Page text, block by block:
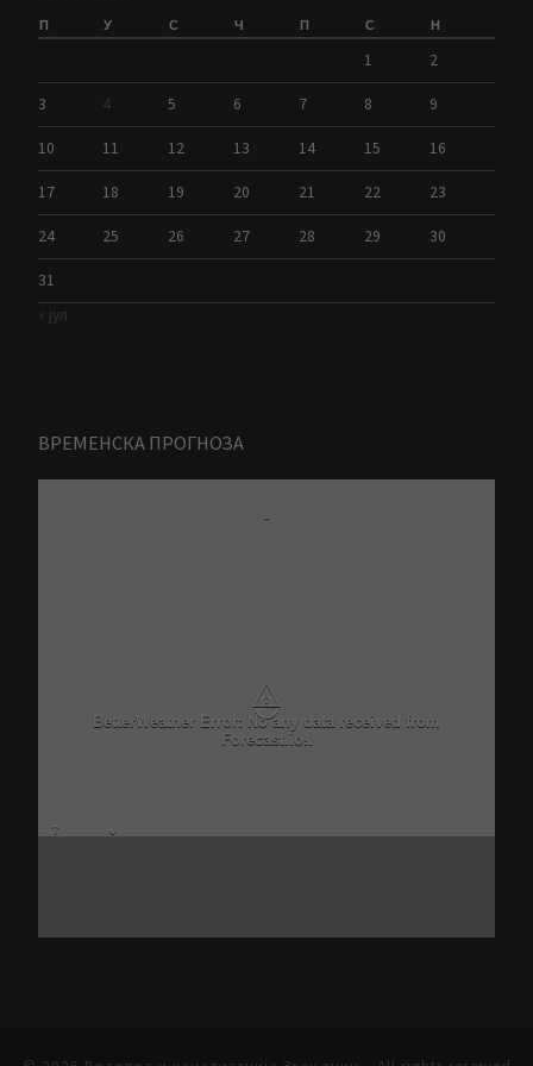
П У С Ч П С Н
1 2
3 4 5 6 7 8 9
10 11 12 13 14 15 16
17 18 19 20 21 22 23
24 25 26 27 28 29 30
31
« јул
ВРЕМЕНСКА ПРОГНОЗА
-
⚠
BetterWeather Error: No any data received from
Forecast.io!.